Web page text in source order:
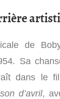
de
Sa
dans le
d’avril,